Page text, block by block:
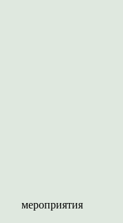
мероприятия